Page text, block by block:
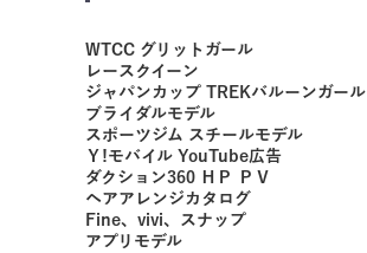
WTCC グリットガール
レースクイーン
ジャパンカップ TREKバルーンガール
ブライダルモデル
スポーツジム スチールモデル
Ｙ!モバイル YouTube広告
ダクション360 ＨＰ ＰＶ
ヘアアレンジカタログ
Fine、vivi、スナップ
アプリモデル